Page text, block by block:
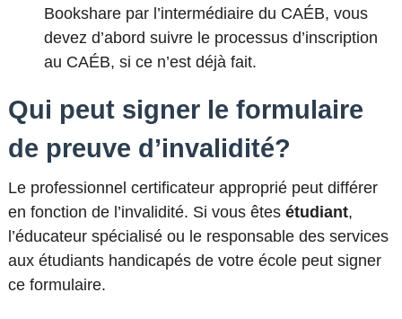
Bookshare par l’intermédiaire du CAÉB, vous
devez d’abord suivre le processus d’inscription
au CAÉB, si ce n’est déjà fait.
Qui peut signer le formulaire
de preuve d’invalidité?
Le professionnel certificateur approprié peut différer
en fonction de l’invalidité. Si vous êtes étudiant,
l’éducateur spécialisé ou le responsable des services
aux étudiants handicapés de votre école peut signer
ce formulaire.